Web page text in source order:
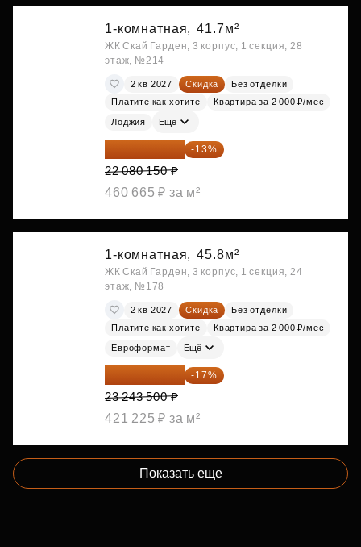
1-комнатная, 41.7м²
ЖК Скай Гарден, 3 корпус, 1 секция, 28
этаж, №214
2 кв 2027 Скидка
Без отделки
Платите как хотите
Квартира за 2 000 ₽/мес
Лоджия Ещё
19 209 731 ₽ -13%
22 080 150 ₽
460 665 ₽ за м²
1-комнатная, 45.8м²
ЖК Скай Гарден, 3 корпус, 1 секция, 24
этаж, №178
2 кв 2027 Скидка
Без отделки
Платите как хотите
Квартира за 2 000 ₽/мес
Евроформат Ещё
19 292 105 ₽ -17%
23 243 500 ₽
421 225 ₽ за м²
Показать еще